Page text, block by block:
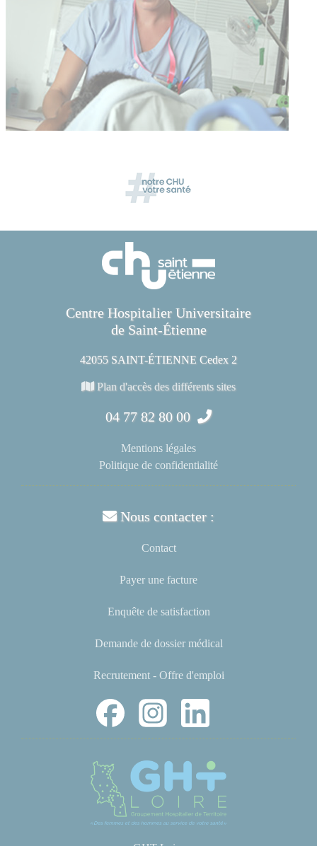
Centre Hospitalier Universitaire
de Saint-Étienne
42055 SAINT-ÉTIENNE Cedex 2
Plan d'accès des différents sites
04 77 82 80 00
Mentions légales
Politique de confidentialité
Nous contacter :
Contact
Payer une facture
Enquête de satisfaction
Demande de dossier médical
Recrutement - Offre d'emploi